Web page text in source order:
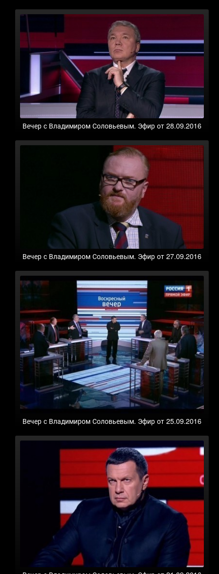
Вечер с Владимиром Соловьевым. Эфир от 28.09.2016
Вечер с Владимиром Соловьевым. Эфир от 27.09.2016
Вечер с Владимиром Соловьевым. Эфир от 25.09.2016